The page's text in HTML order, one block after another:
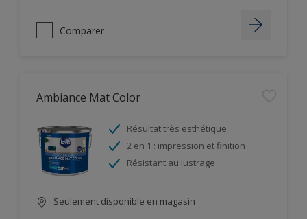
Comparer
Ambiance Mat Color
Résultat très esthétique
2 en 1 : impression et finition
Résistant au lustrage
Seulement disponible en magasin